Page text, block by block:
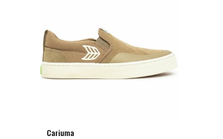
Cariuma